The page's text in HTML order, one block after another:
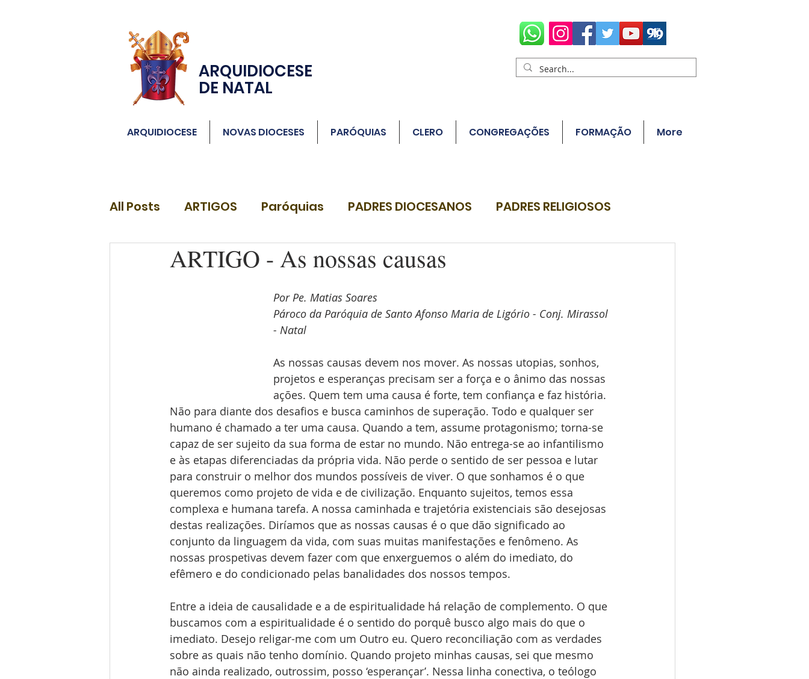
ARQUIDIOCESE
DE NATAL
ARQUIDIOCESE NOVAS DIOCESES PARÓQUIAS CLERO CONGREGAÇÕES FORMAÇÃO More
All Posts ARTIGOS Paróquias PADRES DIOCESANOS PADRES RELIGIOSOS
DIÁCONOSARTIGO - As nossas causas
Por Pe. Matias Soares
Pároco da Paróquia de Santo Afonso Maria de Ligório - Conj. Mirassol
- Natal
As nossas causas devem nos mover. As nossas utopias, sonhos,
projetos e esperanças precisam ser a força e o ânimo das nossas
ações. Quem tem uma causa é forte, tem confiança e faz história.
Não para diante dos desafios e busca caminhos de superação. Todo e qualquer ser
humano é chamado a ter uma causa. Quando a tem, assume protagonismo; torna-se
capaz de ser sujeito da sua forma de estar no mundo. Não entrega-se ao infantilismo
e às etapas diferenciadas da própria vida. Não perde o sentido de ser pessoa e lutar
para construir o melhor dos mundos possíveis de viver. O que sonhamos é o que
queremos como projeto de vida e de civilização. Enquanto sujeitos, temos essa
complexa e humana tarefa. A nossa caminhada e trajetória existenciais são desejosas
destas realizações. Diríamos que as nossas causas é o que dão significado ao
conjunto da linguagem da vida, com suas muitas manifestações e fenômeno. As
nossas prospetivas devem fazer com que enxerguemos o além do imediato, do
efêmero e do condicionado pelas banalidades dos nossos tempos.
Entre a ideia de causalidade e a de espiritualidade há relação de complemento. O que
buscamos com a espiritualidade é o sentido do porquê busco algo mais do que o
imediato. Desejo religar-me com um Outro eu. Quero reconciliação com as verdades
sobre as quais não tenho domínio. Quando projeto minhas causas, sei que mesmo
não ainda realizado, outrossim, posso ‘esperançar’. Nessa linha conectiva, o teólogo